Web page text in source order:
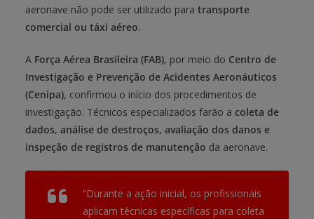
aeronave não pode ser utilizado para transporte
comercial ou táxi aéreo.
A Força Aérea Brasileira (FAB), por meio do Centro de
Investigação e Prevenção de Acidentes Aeronáuticos
(Cenipa), confirmou o início dos procedimentos de
investigação. Técnicos especializados farão a coleta de
dados, análise de destroços, avaliação dos danos e
inspeção de registros de manutenção da aeronave.
“Durante a ação inicial, os profissionais
aplicam técnicas específicas para coleta